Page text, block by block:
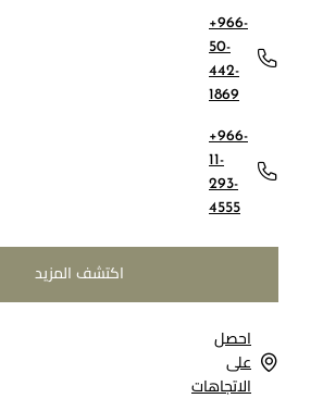
+966-
50-
442-
1869
+966-
11-
293-
4555
اكتشف المزيد
احصل
على
الاتجاهات